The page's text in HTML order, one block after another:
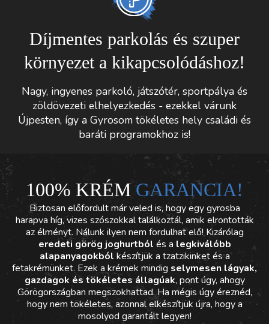
Díjmentes parkolás és szuper
környezet a kikapcsolódáshoz!
Nagy, ingyenes parkoló, játszótér, sportpálya és
zöldövezeti elhelyezkedés - ezekkel várunk
Újpesten, így a Gyrosom tökéletes hely családi és
baráti programokhoz is!
100% KRÉM GARANCIA!
Biztosan előfordult már veled is, hogy egy gyrosba
harapva híg, vizes szószokkal találkoztál, amik elrontották
az élményt. Nálunk ilyen nem fordulhat elő! Kizárólag
eredeti görög joghurtból és a legkiválóbb
alapanyagokból készítjük a tzatzikinket és a
fetakrémünket. Ezek a krémek mindig selymesen lágyak,
gazdagok és tökéletes állagúak, pont úgy, ahogy
Görögországban megszokhattad. Ha mégis úgy éreznéd,
hogy nem tökéletes, azonnal elkészítjük újra, hogy a
mosolyod garantált legyen!